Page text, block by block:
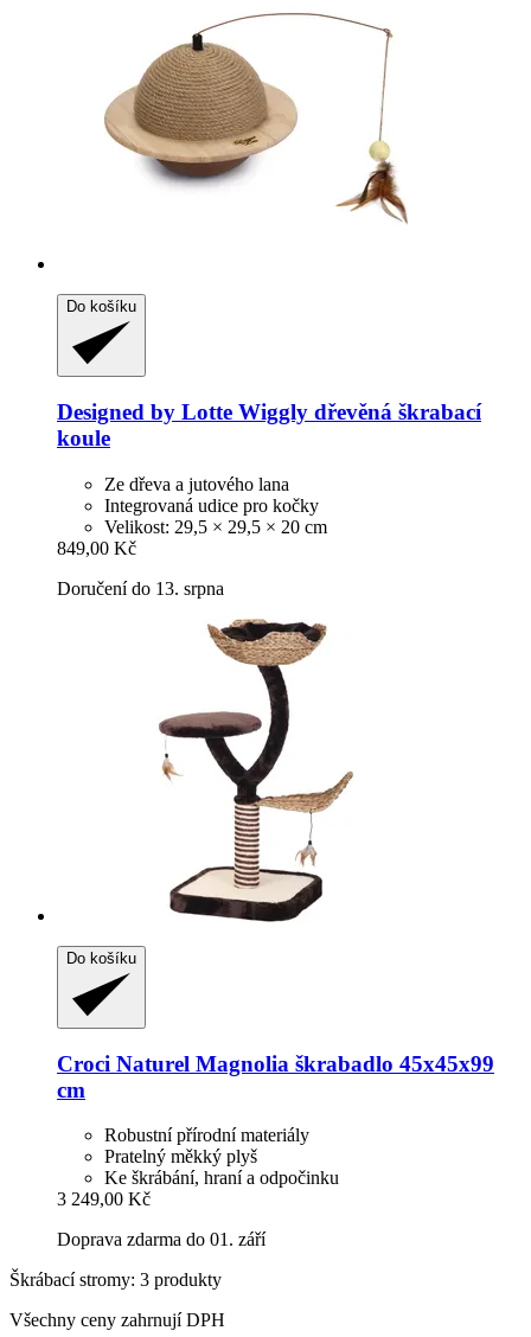
Do košíku
Designed by Lotte Wiggly dřevěná škrabací
koule
Ze dřeva a jutového lana
Integrovaná udice pro kočky
Velikost: 29,5 × 29,5 × 20 cm
849,00 Kč
Doručení do 13. srpna
Do košíku
Croci Naturel Magnolia škrabadlo 45x45x99
cm
Robustní přírodní materiály
Pratelný měkký plyš
Ke škrábání, hraní a odpočinku
3 249,00 Kč
Doprava zdarma do 01. září
Škrábací stromy: 3 produkty
Všechny ceny zahrnují DPH